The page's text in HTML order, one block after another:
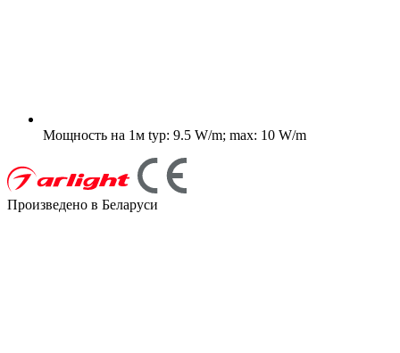
Мощность на 1м typ: 9.5 W/m; max: 10 W/m
Произведено в Беларуси